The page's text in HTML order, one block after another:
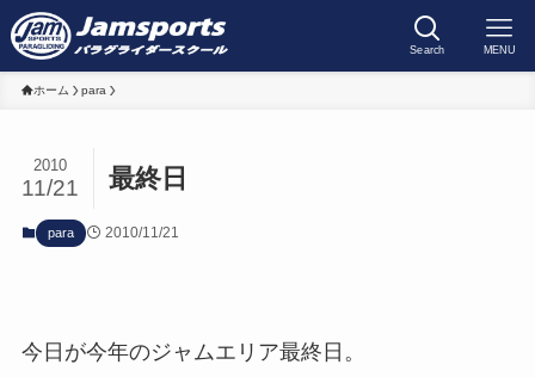
Search MENU
ホーム para
最終日
2010
11/21
para 2010/11/21
今日が今年のジャムエリア最終日。